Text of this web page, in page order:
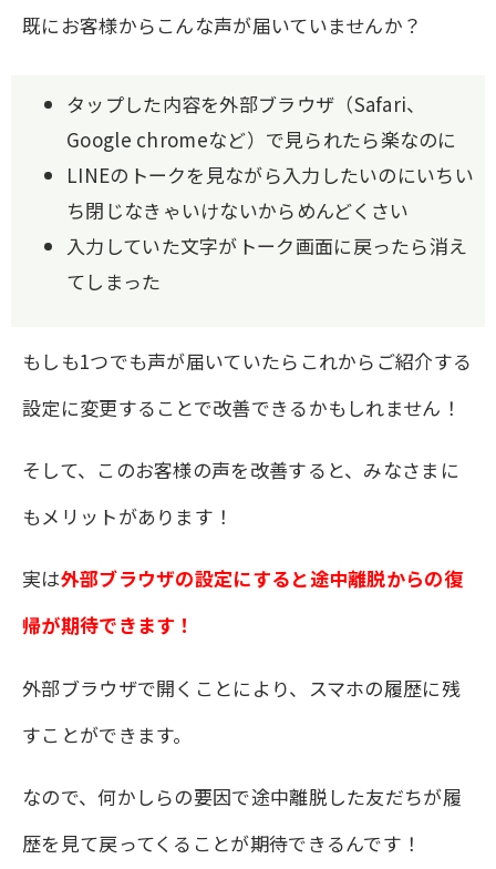
既にお客様からこんな声が届いていませんか？
タップした内容を外部ブラウザ（Safari、
Google chromeなど）で見られたら楽なのに
LINEのトークを見ながら入力したいのにいちい
ち閉じなきゃいけないからめんどくさい
入力していた文字がトーク画面に戻ったら消え
てしまった
もしも1つでも声が届いていたらこれからご紹介する
設定に変更することで改善できるかもしれません！
そして、このお客様の声を改善すると、みなさまに
もメリットがあります！
実は外部ブラウザの設定にすると途中離脱からの復
帰が期待できます！
外部ブラウザで開くことにより、スマホの履歴に残
すことができます。
なので、何かしらの要因で途中離脱した友だちが履
歴を見て戻ってくることが期待できるんです！